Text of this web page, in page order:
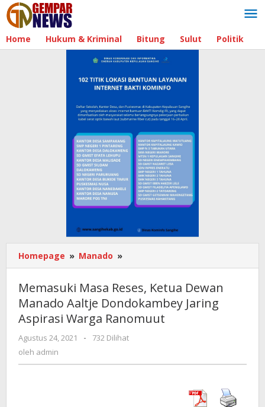
Lewati
ke
konten
Home Hukum & Kriminal Bitung Sulut Politik
Homepage » Manado »
Masa
Ketua
Dewan
Manado
Dondokambey
Aspirasi
Memasuki Masa Reses, Ketua Dewan
Manado Aaltje Dondokambey Jaring
Aspirasi Warga Ranomuut
Agustus 24, 2021
oleh
-
732 Dilihat
oleh admin